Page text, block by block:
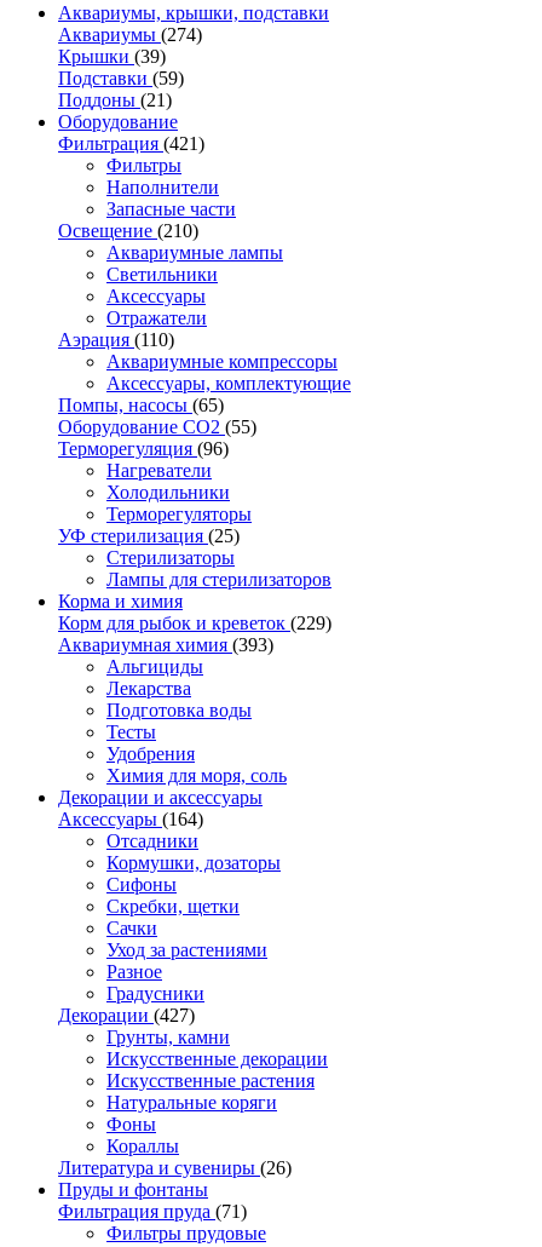
Аквариумы, крышки, подставки
Аквариумы (274)
Крышки (39)
Подставки (59)
Поддоны (21)
Оборудование
Фильтрация (421)
Фильтры
Наполнители
Запасные части
Освещение (210)
Аквариумные лампы
Светильники
Аксессуары
Отражатели
Аэрация (110)
Аквариумные компрессоры
Аксессуары, комплектующие
Помпы, насосы (65)
Оборудование CO2 (55)
Терморегуляция (96)
Нагреватели
Холодильники
Терморегуляторы
УФ стерилизация (25)
Стерилизаторы
Лампы для стерилизаторов
Корма и химия
Корм для рыбок и креветок (229)
Аквариумная химия (393)
Альгициды
Лекарства
Подготовка воды
Тесты
Удобрения
Химия для моря, соль
Декорации и аксессуары
Аксессуары (164)
Отсадники
Кормушки, дозаторы
Сифоны
Скребки, щетки
Сачки
Уход за растениями
Разное
Градусники
Декорации (427)
Грунты, камни
Искусственные декорации
Искусственные растения
Натуральные коряги
Фоны
Кораллы
Литература и сувениры (26)
Пруды и фонтаны
Фильтрация пруда (71)
Фильтры прудовые